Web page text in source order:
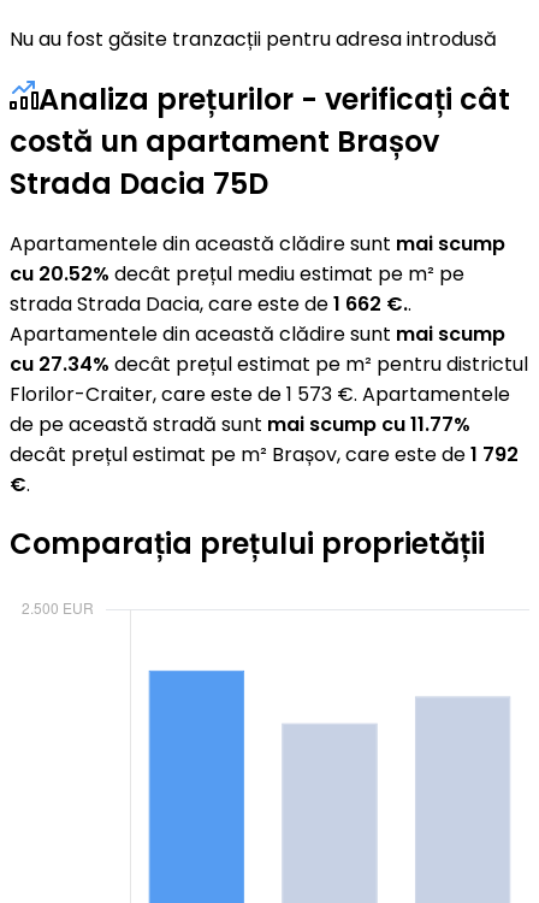
Nu au fost găsite tranzacții pentru adresa introdusă
Analiza prețurilor - verificați cât
costă un apartament Brașov
Strada Dacia 75D
Apartamentele din această clădire sunt mai scump
cu 20.52% decât prețul mediu estimat pe m² pe
strada Strada Dacia, care este de1 662 €..
Apartamentele din această clădire sunt mai scump
cu 27.34% decât prețul estimat pe m² pentru districtul
Florilor-Craiter, care este de 1 573 €. Apartamentele
de pe această stradă sunt mai scump cu 11.77%
decât prețul estimat pe m² Brașov, care este de1 792
€.
Comparația prețului proprietății